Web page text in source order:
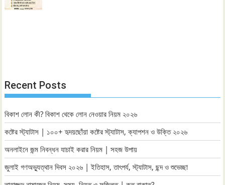
Recent Posts
বিকাশ লোন কী? বিকাশ থেকে লোন নেওয়ার নিয়ম ২০২৬
কষ্টের স্ট্যাটাস | ১০০+ হৃদয়ছোঁয়া কষ্টের স্ট্যাটাস, ক্যাপশন ও উক্তি ২০২৬
অনলাইনে জন্ম নিবন্ধন যাচাই করার নিয়ম | সহজ উপায়
জুলাই গণঅভ্যুত্থান দিবস ২০২৬ | ইতিহাস, তাৎপর্য, স্ট্যাটাস, ছন্দ ও শুভেচ্ছা